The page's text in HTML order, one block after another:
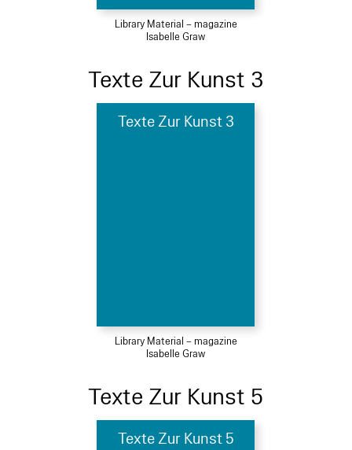
Library Material – magazine
Isabelle Graw
Texte Zur Kunst 3
Texte Zur Kunst 3
Library Material – magazine
Isabelle Graw
Texte Zur Kunst 5
Texte Zur Kunst 5